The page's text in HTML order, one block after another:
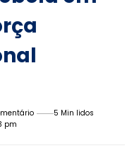
pm
5 Min lidos